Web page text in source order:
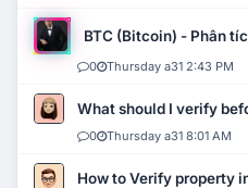
BTC (Bitcoin) - Phân
0 Thursday a31 2:43 PM
What should I verify
0 Thursday a31 8:01 AM
How to Verify property